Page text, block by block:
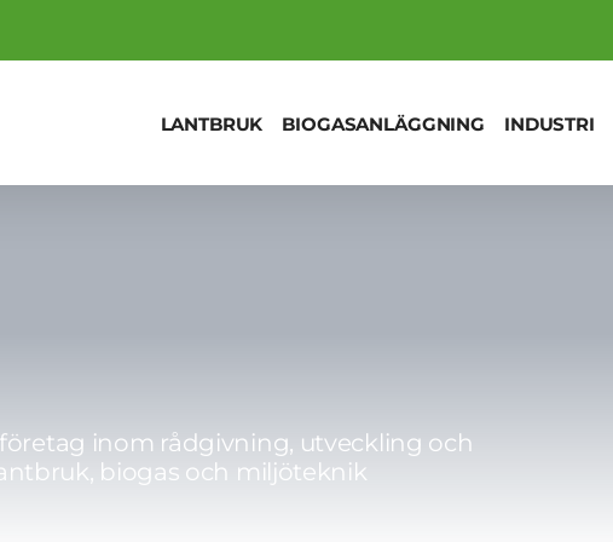
LANTBRUK BIOGASANLÄGGNING INDUSTRI
inom rådgivning, utveckling och
biogas och miljöteknik